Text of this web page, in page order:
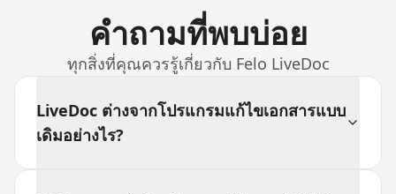
คำถามที่พบบ่อย
ทุกสิ่งที่คุณควรรู้เกี่ยวกับ Felo LiveDoc
LiveDoc ต่างจากโปรแกรมแก้ไขเอกสารแบบ
เดิมอย่างไร?